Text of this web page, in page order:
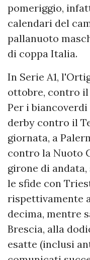
pomeriggio,
calendari del
pallanuoto
di coppa Italia.
In Serie A1,
ottobre, contro il
Per i
derby contro il
giornata, a
contro la Nuoto
girone di
le sfide con
rispettivamente
decima, mentre
Brescia, alla
esatte (inclusi